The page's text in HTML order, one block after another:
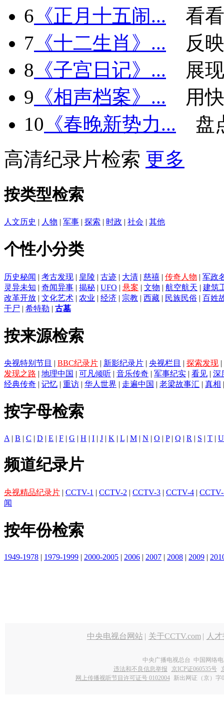
6 《正月十五闹...
看
7 《十二生肖》...
反
8 《子宫日记》...
展
9 《相声档案》...
用
10 《春晚新势力...
盘
高清纪录片检索 更多
按类型检索
人文历史 | 人物 | 军事 | 探索 | 时政 | 社会 | 其他
个性小分类
历史秘闻 | 考古发现 | 皇陵 | 古迹 | 大清 | 慈禧 | 传奇人物 | 军政
灵异未知 | 奇闻异事 | 揭秘 | UFO | 悬案 | 文物 | 航空航天 | 建筑
改革开放 | 文化艺术 | 农业 | 经济 | 宗教 | 西藏 | 民族民俗 | 百姓
干尸 | 希特勒 | 古墓
按来源检索
央视特别节目 | BBC纪录片 | 新影纪录片 | 央视栏目 | 探索发现 |
发现之路 | 地理中国 | 可凡倾听 | 音乐传奇 | 军事纪实 | 看见 | 深
经典传奇 | 记忆 | 重访 | 华人世界 | 走遍中国 | 老梁故事汇 | 真相
按字母检索
A | B | C | D | E | F | G | H | I | J | K | L | M | N | O | P| Q | R | S | T | U
频道纪录片
央视精品纪录片 | CCTV-1 | CCTV-2 | CCTV-3 | CCTV-4 |
闻
按年份检索
1949-1978 | 1979-1999 | 2000-2005 | 2006 | 2007 | 2008 | 2009 |
中央电视台网站 | 关于CCTV.com | 人
中央广播电视总台 中国网络
违法和不良信息举报
京ICP证060535号
网上传播视听节目许可证号 0102004 新出网证（京）